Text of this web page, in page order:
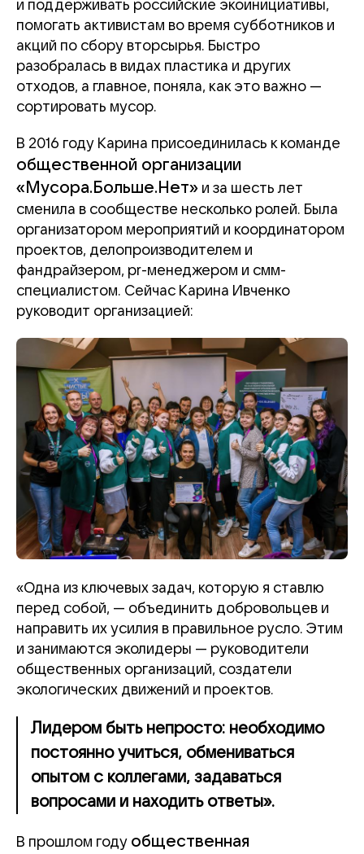
и поддерживать российские экоинициативы,
помогать активистам во время субботников и
акций по сбору вторсырья. Быстро
разобралась в видах пластика и других
отходов, а главное, поняла, как это важно —
сортировать мусор.
В 2016 году Карина присоединилась к команде
общественной организации
«Мусора.Больше.Нет» и за шесть лет
сменила в сообществе несколько ролей. Была
организатором мероприятий и координатором
проектов, делопроизводителем и
фандрайзером, pr-менеджером и смм-
специалистом. Сейчас Карина Ивченко
руководит организацией:
«Одна из ключевых задач, которую я ставлю
перед собой, — объединить добровольцев и
направить их усилия в правильное русло. Этим
и занимаются эколидеры — руководители
общественных организаций, создатели
экологических движений и проектов.
Лидером быть непросто: необходимо
постоянно учиться, обмениваться
опытом с коллегами, задаваться
вопросами и находить ответы».
В прошлом году общественная